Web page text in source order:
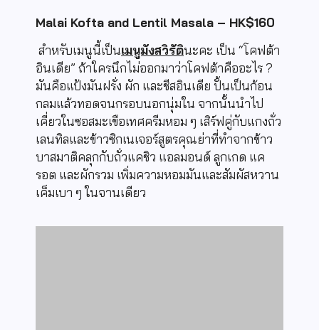
Malai Kofta and Lentil Masala – HK$160
สำหรับเมนูนี้เป็นเมนูมังสวิรัตินะคะ เป็น “โคฟต้า
อินเดีย” ถ้าใครนึกไม่ออกมาว่าโคฟต้าคืออะไร ?
มันคือแป้งมันฝรั่ง ผัก และชีสอินเดีย ปั้นเป็นก้อน
กลมแล้วทอดจนกรอบนอกนุ่มใน จากนั้นนำไป
เคี่ยวในซอสมะเขือเทศครีมหอม ๆ เสิร์ฟคู่กับแกงถั่ว
เลนทิลและข้าวซิกเนเจอร์สูตรคุณย่าที่ทำจากข้าว
บาสมาติคลุกกับถั่วแคชิว แอลมอนด์ ลูกเกด แค
รอต และผักรวม เพิ่มความหอมมันและสัมผัสหวาน
เค็มเบา ๆ ในจานเดียว